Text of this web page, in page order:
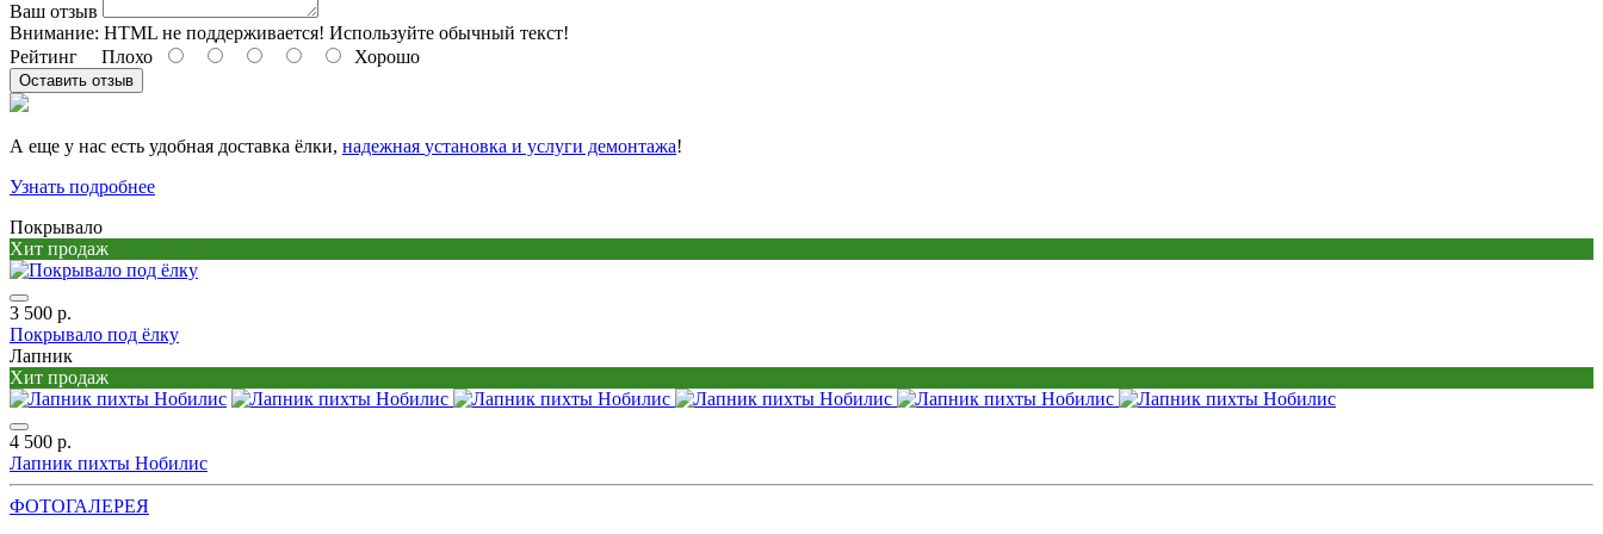
Ваш отзыв
Внимание: HTML не поддерживается! Используйте обычный текст!
Рейтинг Плохо Хорошо
Оставить отзыв
А еще у нас есть удобная доставка ёлки, надежная установка и услуги демонтажа!
Узнать подробнее
Покрывало
Хит продаж
3 500 р.
Покрывало под ёлку
Лапник
Хит продаж
4 500 р.
Лапник пихты Нобилис
ФОТОГАЛЕРЕЯ